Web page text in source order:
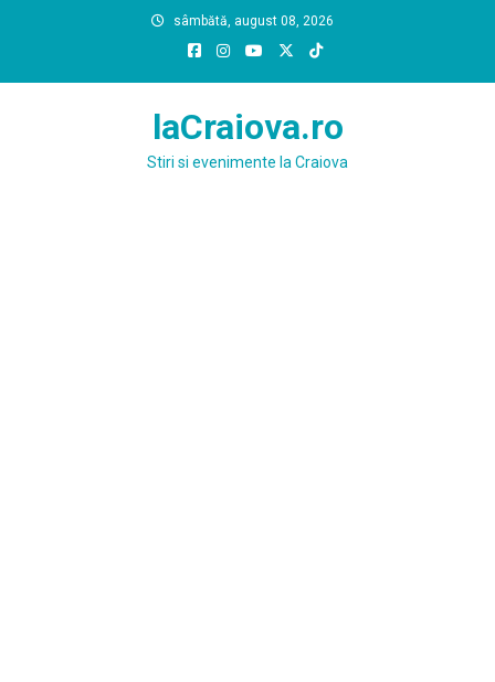
sâmbătă, august 08, 2026
laCraiova.ro
Stiri si evenimente la Craiova